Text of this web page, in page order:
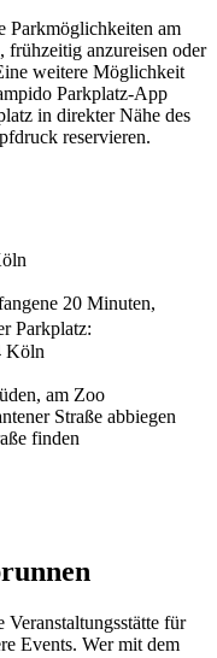
Parkmöglichkeiten am
anzureisen oder
weitere Möglichkeit
Parkplatz-App
in direkter Nähe des
reservieren.
20 Minuten,
Parkplatz:
Köln
am Zoo
Straße abbiegen
finden
für
Events. Wer mit dem